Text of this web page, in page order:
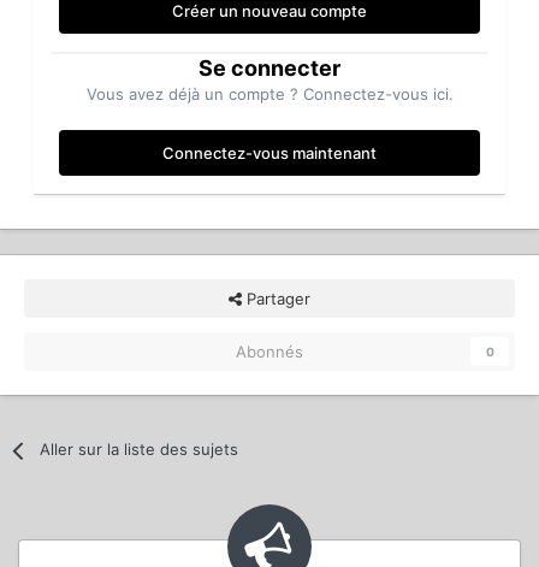
Créer un nouveau compte
Se connecter
Vous avez déjà un compte ? Connectez-vous ici.
Connectez-vous maintenant
Partager
Abonnés 0
Aller sur la liste des sujets